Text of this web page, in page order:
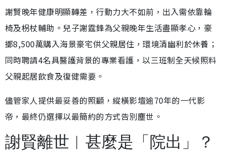
謝賢晚年健康明顯轉差，行動力大不如前，出入需依靠輪
椅及枴杖輔助。兒子謝霆鋒為父親晚年生活盡顯孝心，豪
擲8,500萬購入海景豪宅供父親居住，環境清幽利於休養；
同時聘請4名具醫護背景的專業看護，以三班制全天候照料
父親起居飲食及復健需要。
儘管家人提供最妥善的照顧，縱橫影壇逾70年的一代影
帝，最終仍選擇以最簡約的方式告別塵世。
謝賢離世︱甚麼是「院出」？